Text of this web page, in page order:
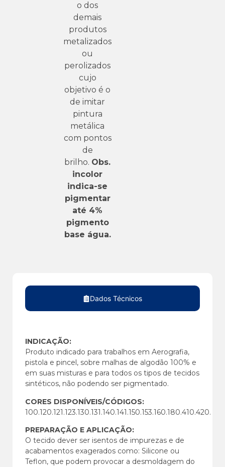
o dos
demais
produtos
metalizados
ou
perolizados
cujo
objetivo é o
de imitar
pintura
metálica
com pontos
de
brilho. Obs.
incolor
indica-se
pigmentar
até 4%
pigmento
base água.
Dados Técnicos
INDICAÇÃO:
Produto indicado para trabalhos em Aerografia,
pistola e pincel, sobre malhas de algodão 100% e
em suas misturas e para todos os tipos de tecidos
sintéticos, não podendo ser pigmentado.
CORES DISPONÍVEIS/CÓDIGOS:
100.120.121.123.130.131.140.141.150.153.160.180.410.420.
PREPARAÇÃO E APLICAÇÃO:
O tecido dever ser isentos de impurezas e de
acabamentos exagerados como: Silicone ou
Teflon, que podem provocar a desmoldagem do